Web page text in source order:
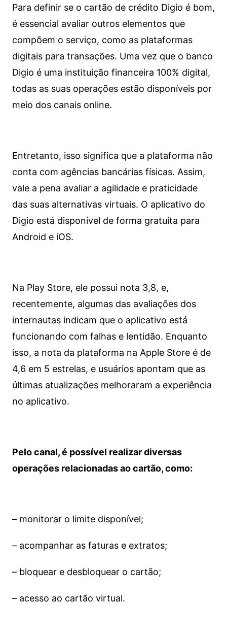
Para definir se o cartão de crédito Digio é bom,
é essencial avaliar outros elementos que
compõem o serviço, como as plataformas
digitais para transações. Uma vez que o banco
Digio é uma instituição financeira 100% digital,
todas as suas operações estão disponíveis por
meio dos canais online.
Entretanto, isso significa que a plataforma não
conta com agências bancárias físicas. Assim,
vale a pena avaliar a agilidade e praticidade
das suas alternativas virtuais. O aplicativo do
Digio está disponível de forma gratuita para
Android e iOS.
Na Play Store, ele possui nota 3,8, e,
recentemente, algumas das avaliações dos
internautas indicam que o aplicativo está
funcionando com falhas e lentidão. Enquanto
isso, a nota da plataforma na Apple Store é de
4,6 em 5 estrelas, e usuários apontam que as
últimas atualizações melhoraram a experiência
no aplicativo.
Pelo canal, é possível realizar diversas
operações relacionadas ao cartão, como:
– monitorar o limite disponível;
– acompanhar as faturas e extratos;
– bloquear e desbloquear o cartão;
– acesso ao cartão virtual.